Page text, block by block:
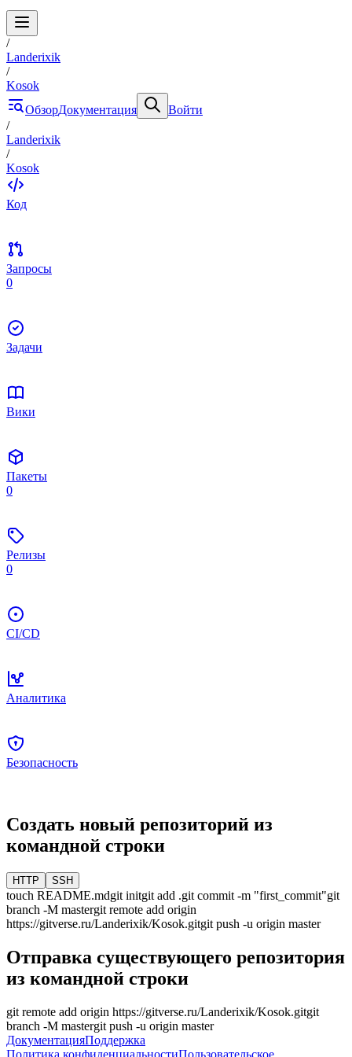
/
Landerixik
/
Kosok
ОбзорДокументация
Войти
/
Landerixik
/
Kosok
Код
Запросы
0
Задачи
Вики
Пакеты
0
Релизы
0
CI/CD
Аналитика
Безопасность
Создать новый репозиторий из
командной строки
HTTP SSH
touch README.mdgit initgit add .git commit -m "first_commit"git
branch -M mastergit remote add origin
https://gitverse.ru/Landerixik/Kosok.gitgit push -u origin master
Отправка существующего репозитория
из командной строки
git remote add origin https://gitverse.ru/Landerixik/Kosok.gitgit
branch -M mastergit push -u origin master
ДокументацияПоддержка
Политика конфиденциальностиПользовательское